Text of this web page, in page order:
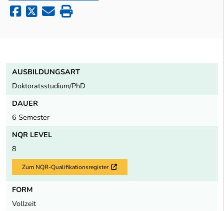
AUSBILDUNGSART
Doktoratsstudium/PhD
DAUER
6 Semester
NQR LEVEL
8
Zum NQR-Qualifikationsregister Externer Link
FORM
Vollzeit